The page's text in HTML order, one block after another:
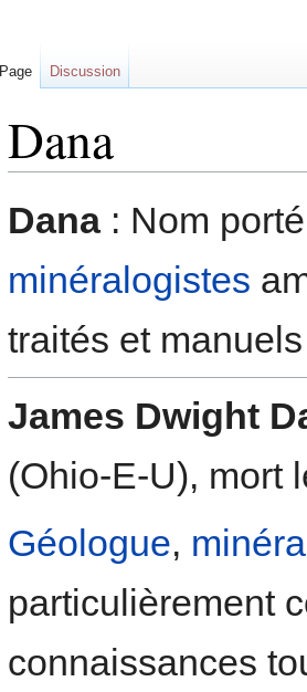
Dana
Dana: Nom
minéralogistes
traités et
James Dwight
(Ohio-E-U), mort
Géologue,
particulièrement
connaissances
Page Discussion